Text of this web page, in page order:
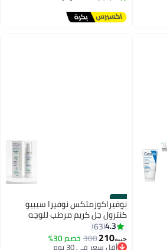
#28
نوفيراكوزمتكس نوفيرا سيبيو
كنترول جل كريم مرطب للوجه
4.3
63
جنيه210
300 خصم 30%أقل سعر في 30 يوم
توصيل مجاني